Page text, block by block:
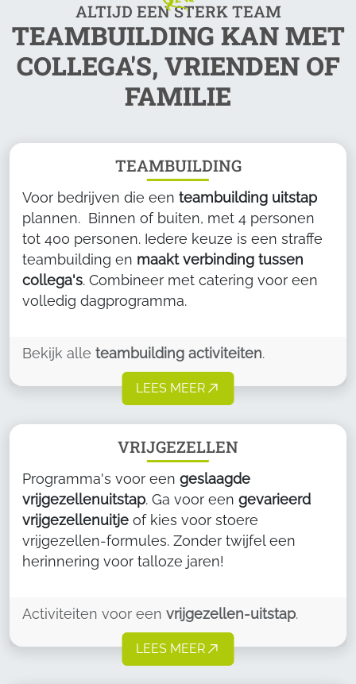
ALTIJD EEN STERK TEAM
TEAMBUILDING KAN MET
COLLEGA'S, VRIENDEN OF
FAMILIE
TEAMBUILDING
Voor bedrijven die een teambuilding uitstap
plannen. Binnen of buiten, met 4 personen
tot 400 personen. Iedere keuze is een straffe
teambuilding en maakt verbinding tussen
collega's. Combineer met catering voor een
volledig dagprogramma.
Bekijk alle teambuilding activiteiten.
LEES MEER
VRIJGEZELLEN
Programma's voor een geslaagde
vrijgezellenuitstap. Ga voor een gevarieerd
vrijgezellenuitje of kies voor stoere
vrijgezellen-formules. Zonder twijfel een
herinnering voor talloze jaren!
Activiteiten voor een vrijgezellen-uitstap.
LEES MEER